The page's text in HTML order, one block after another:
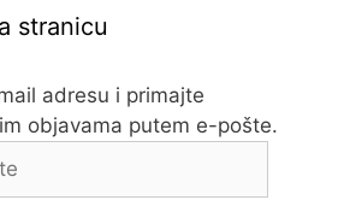
stranicu
adresu i primajte
objavama putem e-pošte.